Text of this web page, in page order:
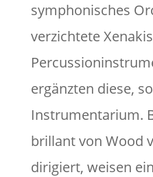
symphonisches
verzichtete
ergänzten diese,
Instrumentarium.
brillant von Wood
dirigiert, weisen